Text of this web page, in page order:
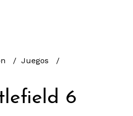
Juegos
6